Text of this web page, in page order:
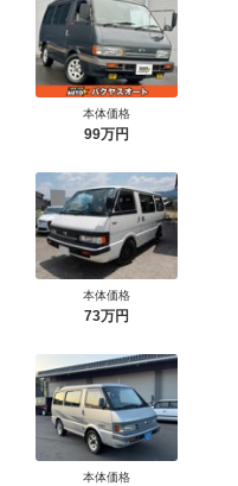
本体価格
99万円
本体価格
73万円
本体価格